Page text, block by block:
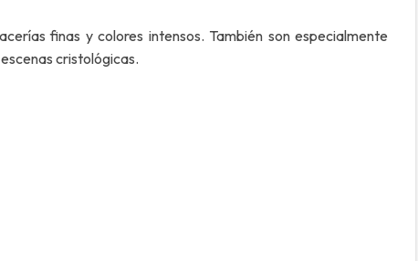
finas y colores intensos. También son especialmente
cristológicas.